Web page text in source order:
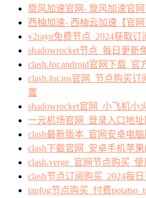
旋风加速官网- 旋风加速官
西柚加速- 西柚云加速【官网
v2rayn免费节点_2024获取
shadowrocket节点_每日更
clash.for.android官网下载_
clash.for.ios官网_节点购买
置
shadowrocket官网_小飞机
一元机场官网_登录入口地
clash最新版本_官网安卓电
clash下载官网_安卓手机苹
clash.verge_官网节点购买_
clash节点订阅购买_2024每
tapfog节点购买_付费